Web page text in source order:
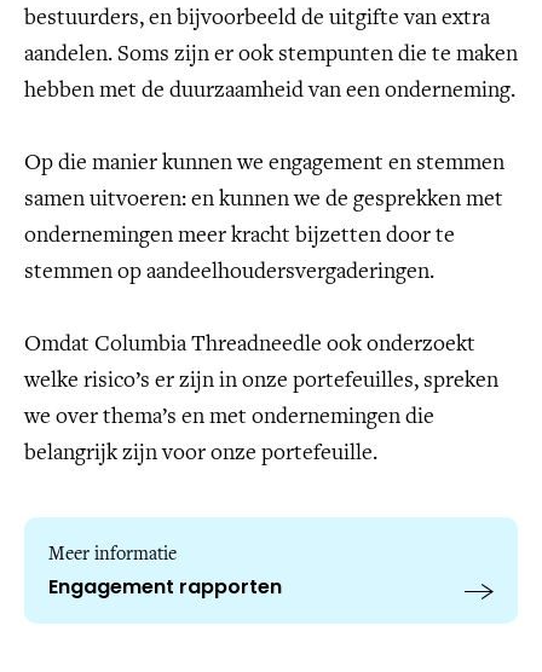
bestuurders, en bijvoorbeeld de uitgifte van extra
aandelen. Soms zijn er ook stempunten die te maken
hebben met de duurzaamheid van een onderneming.
Op die manier kunnen we engagement en stemmen
samen uitvoeren: en kunnen we de gesprekken met
ondernemingen meer kracht bijzetten door te
stemmen op aandeelhoudersvergaderingen.
Omdat Columbia Threadneedle ook onderzoekt
welke risico’s er zijn in onze portefeuilles, spreken
we over thema’s en met ondernemingen die
belangrijk zijn voor onze portefeuille.
Meer informatie
Engagement rapporten